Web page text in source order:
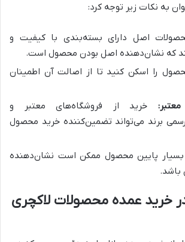
به نکات زیر توجه کرد:
اصل دارای بسته‌بندی با کیفیت و
که نشان‌دهنده اصل بودن محصول است.
را اسکن کنید تا از اصالت آن اطمینان
خرید از فروشگاه‌های معتبر و
برند می‌تواند تضمین‌کننده خرید محصول
پایین محصول ممکن است نشان‌دهنده
باشد.
خرید عمده محصولات لاکچری